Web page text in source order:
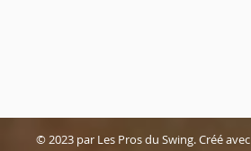
© 2023 par Les Pros du Swing. Créé avec